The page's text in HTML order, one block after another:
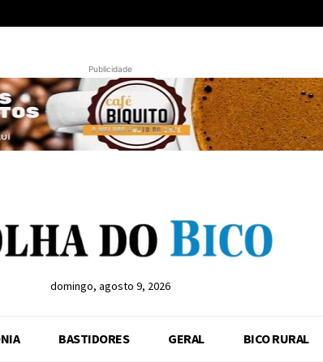
Publicidade
domingo, agosto 9, 2026
BASTIDORES GERAL BICO RURAL